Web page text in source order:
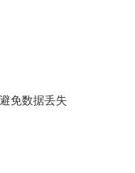
免数据丢失